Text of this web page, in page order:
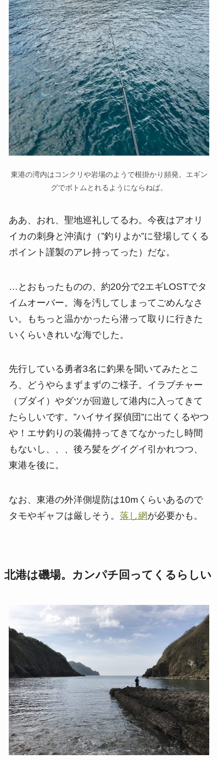
東港の湾内はコンクリや岩場のようで根掛かり頻発。エギン
グでボトムとれるようにならねば。
ああ、おれ、聖地巡礼してるわ。今夜はアオリ
イカの刺身と沖漬け（”釣りよか”に登場してくる
ポイント謹製のアレ持ってった）だな。
…とおもったものの、約20分で2エギLOSTでタ
イムオーバー。海を汚してしまってごめんなさ
い。もちっと温かかったら潜って取りに行きた
いくらいきれいな海でした。
先行している勇者3名に釣果を聞いてみたとこ
ろ、どうやらまずまずのご様子。イラブチャー
（ブダイ）やダツが回遊して港内に入ってきて
たらしいです。”ハイサイ探偵団”に出てくるやつ
や！エサ釣りの装備持ってきてなかったし時間
もないし、、、後ろ髪をグイグイ引かれつつ、
東港を後に。
なお、東港の外洋側堤防は10mくらいあるので
タモやギャフは厳しそう。 落し網が必要かも。
北港は磯場。カンパチ回ってくるらしい